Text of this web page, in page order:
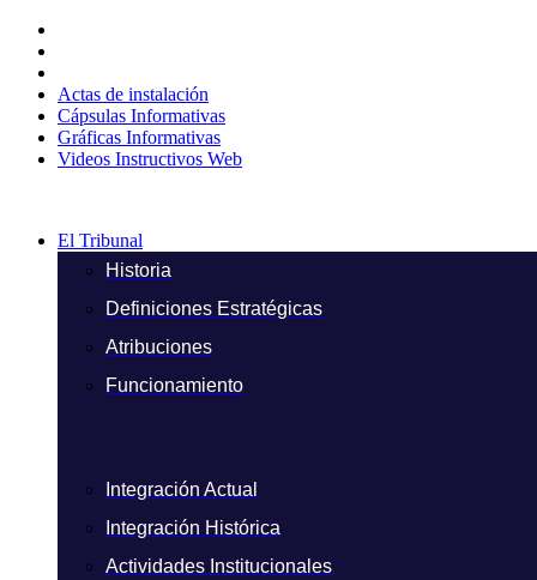
contenido
Actas de instalación
Cápsulas Informativas
Gráficas Informativas
Videos Instructivos Web
El Tribunal
Historia
Definiciones Estratégicas
Atribuciones
Funcionamiento
Integración Actual
Integración Histórica
Actividades Institucionales